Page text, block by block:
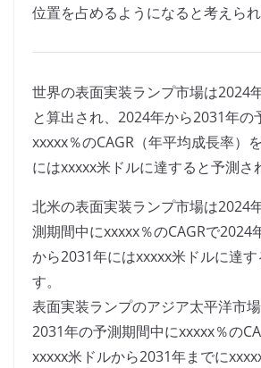
位置を占めるようになると考えられ
世界の表面実装ランプ市場は2024
と算出され、2024年から2031年の
xxxxx％のCAGR（年平均成長率）
にはxxxxx米ドルに達すると予測さ
北米の表面実装ランプ市場は2024
測期間中にxxxxx％のCAGRで2024
から2031年にはxxxxx米ドルに達す
す。
表面実装ランプのアジア太平洋市
2031年の予測期間中にxxxxx％の
xxxxx米ドルから2031年までに